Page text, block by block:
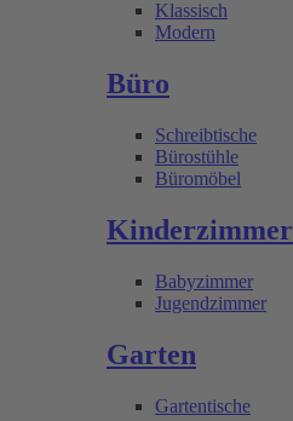
Klassisch
Modern
Büro
Schreibtische
Bürostühle
Büromöbel
Kinderzimmer
Babyzimmer
Jugendzimmer
Garten
Gartentische